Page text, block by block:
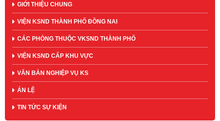
GIỚI THIỆU CHUNG
VIỆN KSND THÀNH PHỐ ĐỒNG NAI
CÁC PHÒNG THUỘC VKSND THÀNH PHỐ
VIỆN KSND CẤP KHU VỰC
VĂN BẢN NGHIỆP VỤ KS
ÁN LỆ
TIN TỨC SỰ KIỆN